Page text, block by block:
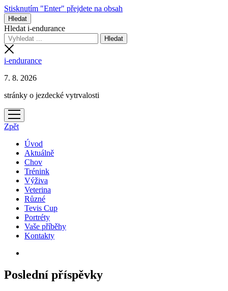
Stisknutím "Enter" přejdete na obsah
Hledat
Hledat i-endurance
i-endurance
7. 8. 2026
stránky o jezdecké vytrvalosti
otevřít
menu
Zpět
Úvod
Aktuálně
Chov
Trénink
Výživa
Veterina
Různé
Tevis Cup
Portréty
Vaše příběhy
Kontakty
Poslední příspěvky